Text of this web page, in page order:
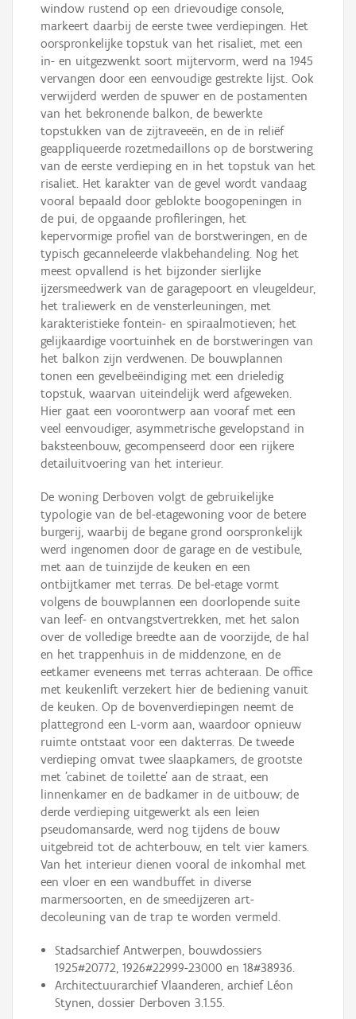
window rustend op een drievoudige console,
markeert daarbij de eerste twee verdiepingen. Het
oorspronkelijke topstuk van het risaliet, met een
in- en uitgezwenkt soort mijtervorm, werd na 1945
vervangen door een eenvoudige gestrekte lijst. Ook
verwijderd werden de spuwer en de postamenten
van het bekronende balkon, de bewerkte
topstukken van de zijtraveeën, en de in reliëf
geappliqueerde rozetmedaillons op de borstwering
van de eerste verdieping en in het topstuk van het
risaliet. Het karakter van de gevel wordt vandaag
vooral bepaald door geblokte boogopeningen in
de pui, de opgaande profileringen, het
kepervormige profiel van de borstweringen, en de
typisch gecanneleerde vlakbehandeling. Nog het
meest opvallend is het bijzonder sierlijke
ijzersmeedwerk van de garagepoort en vleugeldeur,
het traliewerk en de vensterleuningen, met
karakteristieke fontein- en spiraalmotieven; het
gelijkaardige voortuinhek en de borstweringen van
het balkon zijn verdwenen. De bouwplannen
tonen een gevelbeëindiging met een drieledig
topstuk, waarvan uiteindelijk werd afgeweken.
Hier gaat een voorontwerp aan vooraf met een
veel eenvoudiger, asymmetrische gevelopstand in
baksteenbouw, gecompenseerd door een rijkere
detailuitvoering van het interieur.
De woning Derboven volgt de gebruikelijke
typologie van de bel-etagewoning voor de betere
burgerij, waarbij de begane grond oorspronkelijk
werd ingenomen door de garage en de vestibule,
met aan de tuinzijde de keuken en een
ontbijtkamer met terras. De bel-etage vormt
volgens de bouwplannen een doorlopende suite
van leef- en ontvangstvertrekken, met het salon
over de volledige breedte aan de voorzijde, de hal
en het trappenhuis in de middenzone, en de
eetkamer eveneens met terras achteraan. De office
met keukenlift verzekert hier de bediening vanuit
de keuken. Op de bovenverdiepingen neemt de
plattegrond een L-vorm aan, waardoor opnieuw
ruimte ontstaat voor een dakterras. De tweede
verdieping omvat twee slaapkamers, de grootste
met 'cabinet de toilette' aan de straat, een
linnenkamer en de badkamer in de uitbouw; de
derde verdieping uitgewerkt als een leien
pseudomansarde, werd nog tijdens de bouw
uitgebreid tot de achterbouw, en telt vier kamers.
Van het interieur dienen vooral de inkomhal met
een vloer en een wandbuffet in diverse
marmersoorten, en de smeedijzeren art-
decoleuning van de trap te worden vermeld.
Stadsarchief Antwerpen, bouwdossiers
1925#20772, 1926#22999-23000 en 18#38936.
Architectuurarchief Vlaanderen, archief Léon
Stynen, dossier Derboven 3.1.55.